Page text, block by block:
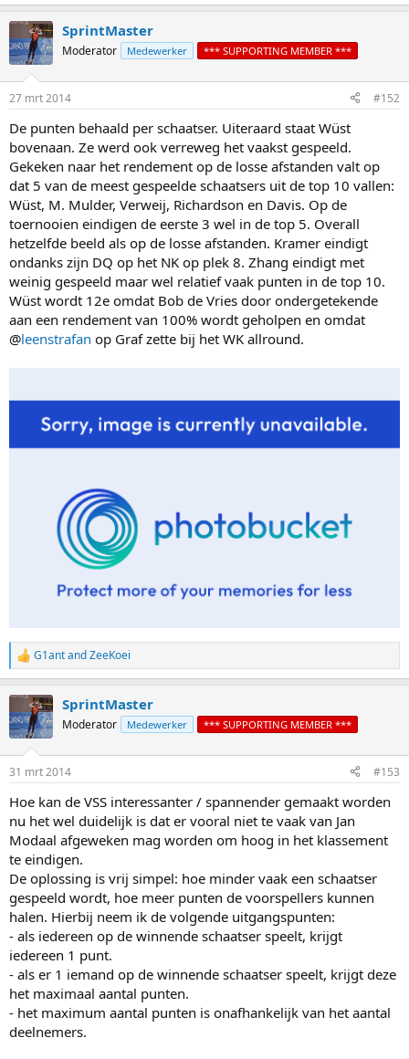
t
i
s
SprintMaster
Moderator Medewerker *** SUPPORTING MEMBER ***
27 mrt 2014 #152
De punten behaald per schaatser. Uiteraard staat Wüst
bovenaan. Ze werd ook verreweg het vaakst gespeeld.
Gekeken naar het rendement op de losse afstanden valt op
dat 5 van de meest gespeelde schaatsers uit de top 10 vallen:
Wüst, M. Mulder, Verweij, Richardson en Davis. Op de
toernooien eindigen de eerste 3 wel in de top 5. Overall
hetzelfde beeld als op de losse afstanden. Kramer eindigt
ondanks zijn DQ op het NK op plek 8. Zhang eindigt met
weinig gespeeld maar wel relatief vaak punten in de top 10.
Wüst wordt 12e omdat Bob de Vries door ondergetekende
aan een rendement van 100% wordt geholpen en omdat
@leenstrafan op Graf zette bij het WK allround.
R
e
t
i
s
G1antandZeeKoei
SprintMaster
Moderator Medewerker *** SUPPORTING MEMBER ***
31 mrt 2014 #153
Hoe kan de VSS interessanter / spannender gemaakt worden
nu het wel duidelijk is dat er vooral niet te vaak van Jan
Modaal afgeweken mag worden om hoog in het klassement
te eindigen.
De oplossing is vrij simpel: hoe minder vaak een schaatser
gespeeld wordt, hoe meer punten de voorspellers kunnen
halen. Hierbij neem ik de volgende uitgangspunten:
- als iedereen op de winnende schaatser speelt, krijgt
iedereen 1 punt.
- als er 1 iemand op de winnende schaatser speelt, krijgt deze
het maximaal aantal punten.
- het maximum aantal punten is onafhankelijk van het aantal
deelnemers.